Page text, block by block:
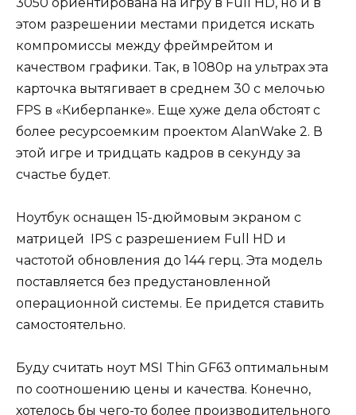
этом разрешении местами придется искать
компромиссы между фреймрейтом и
качеством графики. Так, в 1080р на ультрах эта
карточка вытягивает в среднем 30 с мелочью
FPS в «Киберпанке». Еще хуже дела обстоят с
более ресурсоемким проектом AlanWake 2. В
этой игре и тридцать кадров в секунду за
счастье будет.
Ноутбук оснащен 15-дюймовым экраном с
матрицей IPS с разрешением Full HD и
частотой обновления до 144 герц. Эта модель
поставляется без предустановленной
операционной системы. Ее придется ставить
самостоятельно.
Буду считать ноут MSI Thin GF63 оптимальным
по соотношению цены и качества. Конечно,
хотелось бы чего-то более производительного